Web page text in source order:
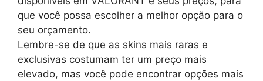
que você possa escolher a melhor opção para o
seu orçamento.
Lembre-se de que as skins mais raras e
exclusivas costumam ter um preço mais
elevado, mas você pode encontrar opções mais